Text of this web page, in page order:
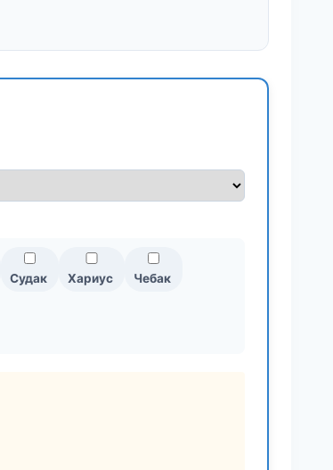
Судак Хариус Чебак